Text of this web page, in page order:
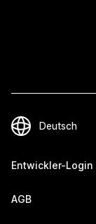
Entwickler-Login
AGB